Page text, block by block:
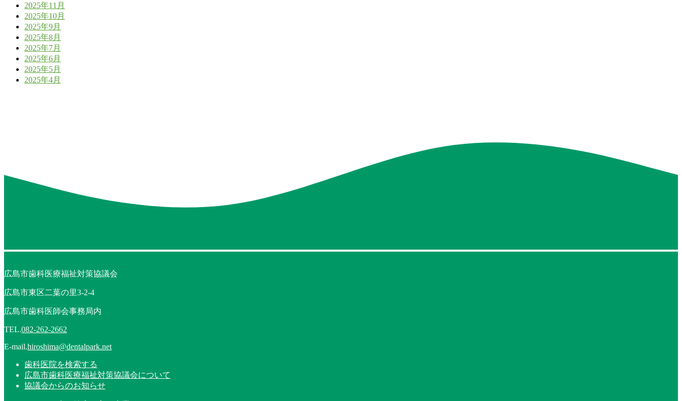
2025年11月
2025年10月
2025年9月
2025年8月
2025年7月
2025年6月
2025年5月
2025年4月
広島市歯科医療福祉対策協議会
広島市東区二葉の里3-2-4
広島市歯科医師会事務局内
TEL.082-262-2662
E-mail.hiroshima@dentalpark.net
歯科医院を検索する
広島市歯科医療福祉対策協議会について
協議会からのお知らせ